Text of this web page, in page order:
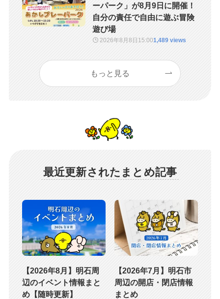
ーパーク」が8月9日に開催！
自分の責任で自由に遊ぶ冒険
遊び場
2026年8月8日 15:001,489 views
もっと見る
最近更新されたまとめ記事
【2026年8月】明石周
辺のイベント情報まと
め【随時更新】
【2026年7月】明石市
周辺の開店・閉店情報
まとめ